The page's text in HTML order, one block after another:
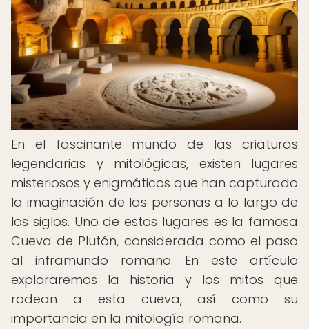
En el fascinante mundo de las criaturas
legendarias y mitológicas, existen lugares
misteriosos y enigmáticos que han capturado
la imaginación de las personas a lo largo de
los siglos. Uno de estos lugares es la famosa
Cueva de Plutón, considerada como el paso
al inframundo romano. En este artículo
exploraremos la historia y los mitos que
rodean a esta cueva, así como su
importancia en la mitología romana.